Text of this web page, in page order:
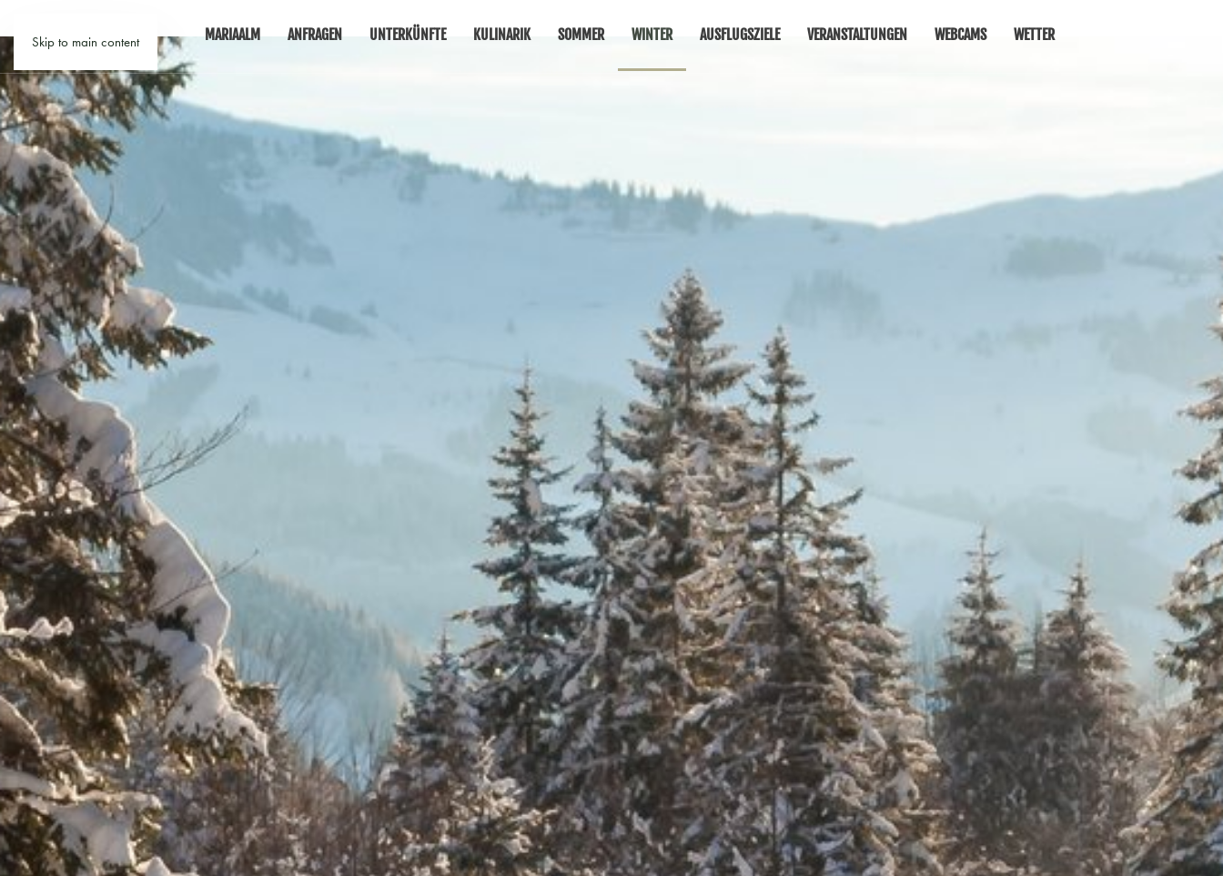
Skip to main content MARIAALM ANFRAGEN UNTERKÜNFTE KULINARIK SOMMER WINTER AUSFLUGSZIELE VERANSTALTUNGEN WEBCAMS WETTER